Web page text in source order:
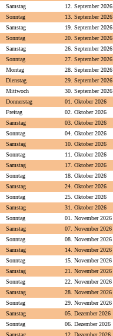
Samstag
12. September 2026
Sonntag
13. September 2026
Samstag
19. September 2026
Sonntag
20. September 2026
Samstag
26. September 2026
Sonntag
27. September 2026
Montag
28. September 2026
Dienstag
29. September 2026
Mittwoch
30. September 2026
Donnerstag
01. Oktober 2026
Freitag
02. Oktober 2026
Samstag
03. Oktober 2026
Sonntag
04. Oktober 2026
Samstag
10. Oktober 2026
Sonntag
11. Oktober 2026
Samstag
17. Oktober 2026
Sonntag
18. Oktober 2026
Samstag
24. Oktober 2026
Sonntag
25. Oktober 2026
Samstag
31. Oktober 2026
Sonntag
01. November 2026
Samstag
07. November 2026
Sonntag
08. November 2026
Samstag
14. November 2026
Sonntag
15. November 2026
Samstag
21. November 2026
Sonntag
22. November 2026
Samstag
28. November 2026
Sonntag
29. November 2026
Samstag
05. Dezember 2026
Sonntag
06. Dezember 2026
Samstag
12. Dezember 2026